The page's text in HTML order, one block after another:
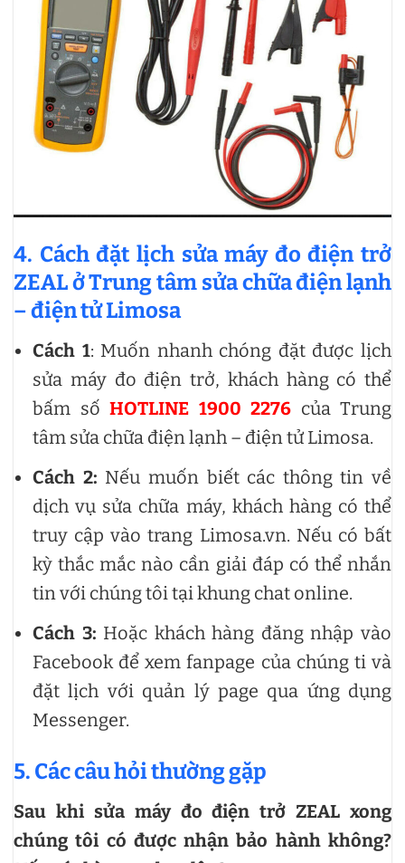
4. Cách đặt lịch sửa máy đo điện trở
ZEAL ở Trung tâm sửa chữa điện lạnh
– điện tử Limosa
Cách 1: Muốn nhanh chóng đặt được lịch
sửa máy đo điện trở, khách hàng có thể
bấm số HOTLINE 1900 2276 của Trung
tâm sửa chữa điện lạnh – điện tử Limosa.
Cách 2: Nếu muốn biết các thông tin về
dịch vụ sửa chữa máy, khách hàng có thể
truy cập vào trang Limosa.vn. Nếu có bất
kỳ thắc mắc nào cần giải đáp có thể nhắn
tin với chúng tôi tại khung chat online.
Cách 3: Hoặc khách hàng đăng nhập vào
Facebook để xem fanpage của chúng ti và
đặt lịch với quản lý page qua ứng dụng
Messenger.
5. Các câu hỏi thường gặp
Sau khi sửa máy đo điện trở ZEAL xong
chúng tôi có được nhận bảo hành không?